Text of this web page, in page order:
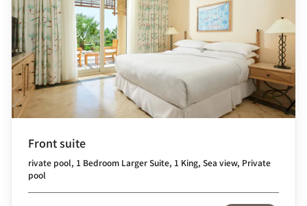
Front suite
rivate pool, 1 Bedroom Larger Suite, 1 King, Sea view, Private
pool